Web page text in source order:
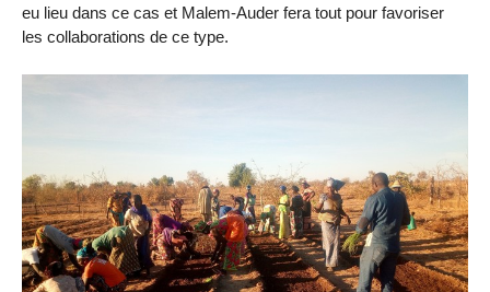
eu lieu dans ce cas et Malem-Auder fera tout pour favoriser
les collaborations de ce type.